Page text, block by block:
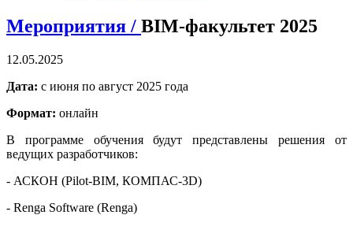
Мероприятия / BIM-факультет 2025
12.05.2025
Дата: с июня по август 2025 года
Формат: онлайн
В программе обучения будут представлены решения от
ведущих разработчиков:
- АСКОН (Pilot-BIM, КОМПАС-3D)
- Renga Software (Renga)